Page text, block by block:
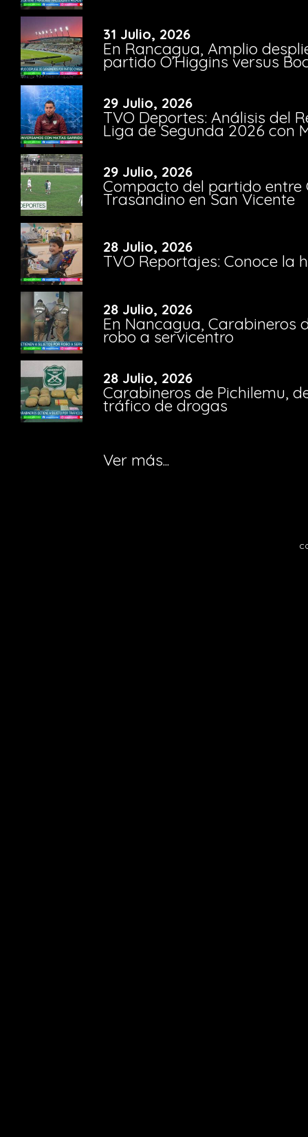
31 Julio, 2026
En Rancagua, Amplio
partido O’Higgins versus
29 Julio, 2026
TVO Deportes: Análisis del
Liga de Segunda 2026 con
29 Julio, 2026
Compacto del partido entre
Trasandino en San Vicente
28 Julio, 2026
TVO Reportajes: Conoce la
28 Julio, 2026
En Nancagua, Carabineros
robo a servicentro
28 Julio, 2026
Carabineros de Pichilemu,
tráfico de drogas
Ver más...